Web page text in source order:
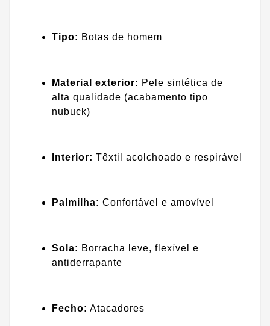
Tipo: Botas de homem
Material exterior: Pele sintética de
alta qualidade (acabamento tipo
nubuck)
Interior: Têxtil acolchoado e respirável
Palmilha: Confortável e amovível
Sola: Borracha leve, flexível e
antiderrapante
Fecho: Atacadores